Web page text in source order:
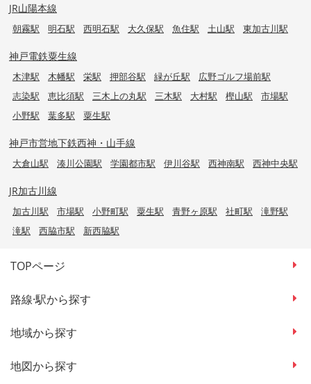
JR山陽本線
朝霧駅 明石駅 西明石駅 大久保駅 魚住駅 土山駅 東加古川駅
神戸電鉄粟生線
木津駅 木幡駅 栄駅 押部谷駅 緑が丘駅
広野ゴルフ場前駅
志染駅
恵比須駅 三木上の丸駅 三木駅 大村駅 樫山駅
市場駅
小野駅
葉多駅 粟生駅
神戸市営地下鉄西神・山手線
大倉山駅 湊川公園駅 学園都市駅 伊川谷駅 西神南駅 西神中央駅
JR加古川線
加古川駅 市場駅 小野町駅 粟生駅 青野ヶ原駅 社町駅
滝野駅
滝駅
西脇市駅 新西脇駅
TOPページ
路線·駅から探す
地域から探す
地図から探す